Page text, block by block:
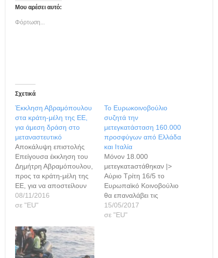
Μου αρέσει αυτό:
Φόρτωση...
Σχετικά
Έκκληση Αβραμόπουλου
στα κράτη-μέλη της ΕΕ,
για άμεση δράση στο
μεταναστευτικό
Αποκάλυψη επιστολής
Επείγουσα έκκληση του
Δημήτρη Αβραμόπουλου,
προς τα κράτη-μέλη της
ΕΕ, για να αποστείλουν
τάχιστα ειδικούς και
εμπειρογνώμονες σε
αφορούν ολόκληρη την
Ευρώπη, όπως είναι το
μεταναστευτικό,
08/11/2016
σε "ΕU"
Το Ευρωκοινοβούλιο
συζητά την
μετεγκατάσταση 160.000
προσφύγων από Ελλάδα
και Ιταλία
Μόνον 18.000
μετεγκατaστάθηκαν |>
Αύριο Τρίτη 16/5 το
Ευρωπαϊκό Κοινοβούλιο
θα επαναλάβει τις
εκκλήσεις του προς τα
κράτη μέλη της ΕΕ να
15/05/2017
σε "ΕU"